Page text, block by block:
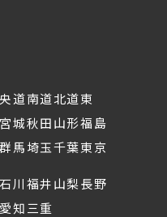
道南道北道東
宮城秋田山形福島
群馬埼玉千葉東京
石川福井山梨長野
愛知三重